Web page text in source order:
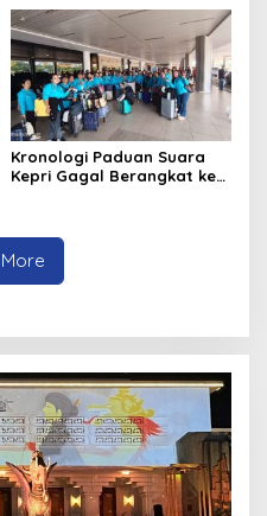
Kronologi Paduan Suara
Kepri Gagal Berangkat ke